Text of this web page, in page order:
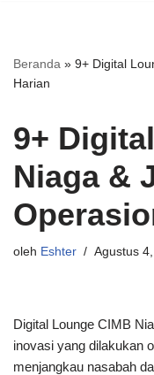
Beranda » 9+ Digital
Harian
9+
Niaga &
oleh Eshter Agustus
Digital Lounge CIMB
inovasi yang dilakukan
menjangkau nasabah